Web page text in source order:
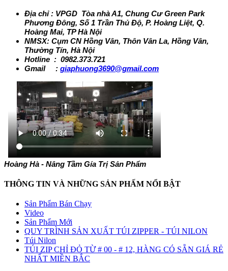
Địa chỉ : VPGD Tòa nhà A1, Chung Cư Green Park
Phương Đông, Số 1 Trần Thủ Độ, P. Hoàng Liệt, Q.
Hoàng Mai, TP Hà Nội
NMSX: Cụm CN Hồng Vân, Thôn Vân La, Hồng Vân,
Thường Tín, Hà Nội
Hotline : 0982.373.721
Gmail : giaphuong3690@gmail.com
Hoàng Hà - Nâng Tầm Gía Trị Sản Phẩm
THÔNG TIN VÀ NHỮNG SẢN PHẤM NỔI BẬT
Sản Phẩm Bán Chạy
Video
Sản Phẩm Mới
QUY TRÌNH SẢN XUẤT TÚI ZIPPER - TÚI NILON
Túi Nilon
TÚI ZIP CHỈ ĐỎ TỪ # 00 - # 12, HÀNG CÓ SẴN GIÁ RẺ
NHẤT MIỀN BẮC